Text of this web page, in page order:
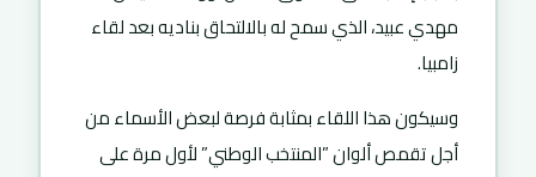
مهدي عبيد، الذي سمح له بالالتحاق بناديه بعد لقاء
زامبيا.
وسيكون هذا اللقاء بمثابة فرصة لبعض الأسماء من
أجل تقمص ألوان ”المنتخب الوطني” لأول مرة على